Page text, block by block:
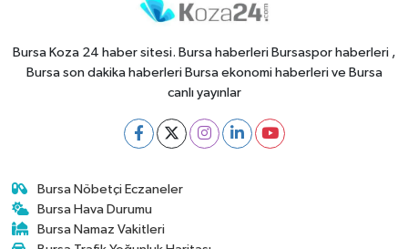
Bursa Koza 24 haber sitesi. Bursa haberleri Bursaspor haberleri ,
Bursa son dakika haberleri Bursa ekonomi haberleri ve Bursa
canlı yayınlar
Bursa Nöbetçi Eczaneler
Bursa Hava Durumu
Bursa Namaz Vakitleri